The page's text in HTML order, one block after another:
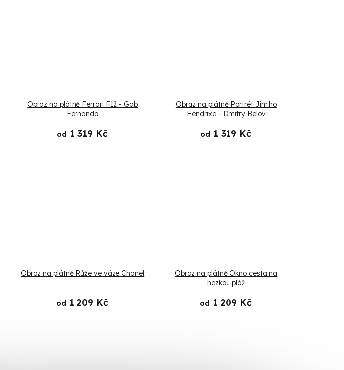
Obraz na plátně Ferrari F12 - Gab
Fernando
od 1 319 Kč
Obraz na plátně Portrét Jimiho
Hendrixe - Dmitry Belov
od 1 319 Kč
Obraz na plátně Růže ve váze Chanel
od 1 209 Kč
Obraz na plátně Okno cesta na
hezkou pláž
od 1 209 Kč